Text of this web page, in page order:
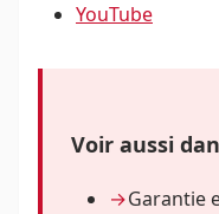
YouTube
Voir aussi
Garantie